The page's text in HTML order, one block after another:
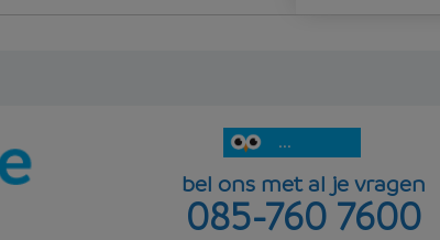
...
bel ons met al je vragen
085-760 7600